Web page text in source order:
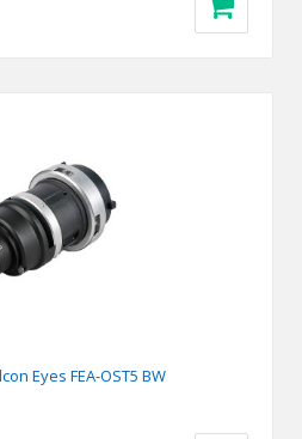
Eyes FEA-OST5 BW